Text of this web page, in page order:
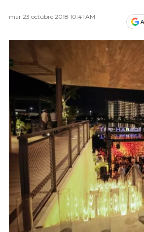
mar 23 octubre 2018 10:41 AM